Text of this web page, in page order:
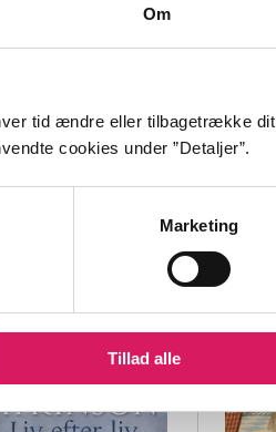
Om
tid ændre eller tilbagetrække dit
cookies under ”Detaljer”.
Marketing
Tillad alle